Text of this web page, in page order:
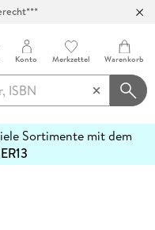
Konto Merkzettel Warenkorb
Sortimente mit dem